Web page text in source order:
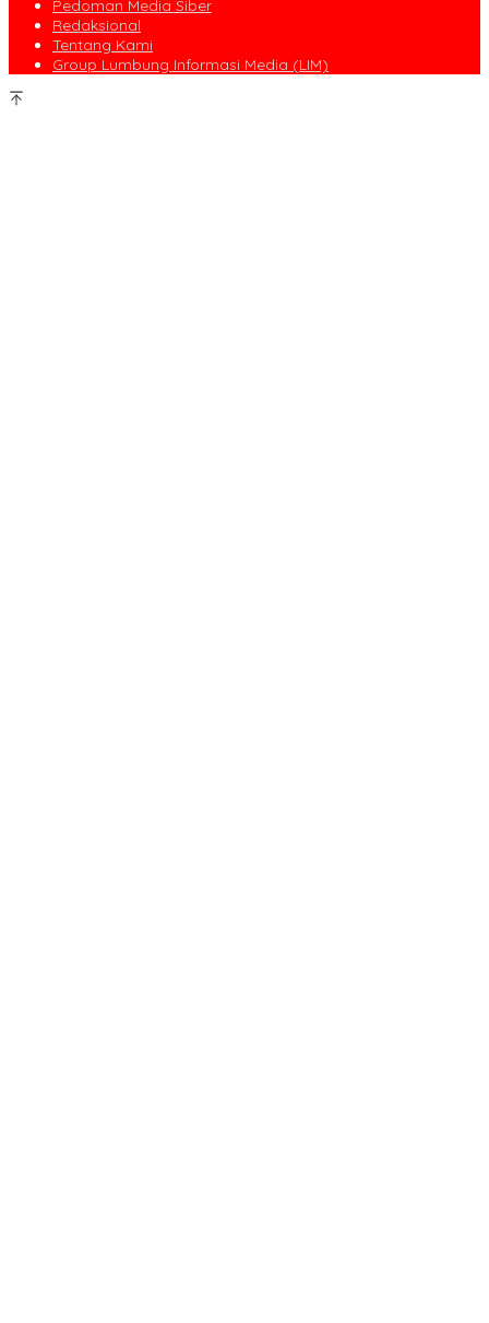
Pedoman Media Siber
Redaksional
Tentang Kami
Group Lumbung Informasi Media (LIM)